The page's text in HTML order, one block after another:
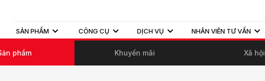
SẢN PHẨM CÔNG CỤ DỊCH VỤ NHÂN VIÊN TƯ VẤN
phẩm Khuyến mãi Xã hội